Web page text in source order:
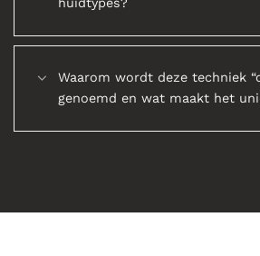
Waarom wordt deze techniek
genoemd en wat maakt het